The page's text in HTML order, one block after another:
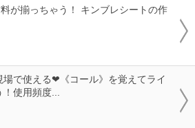
が揃っちゃう！ キンブレシートの作
場で使える❤《コール》を覚えてライ
使用頻度...